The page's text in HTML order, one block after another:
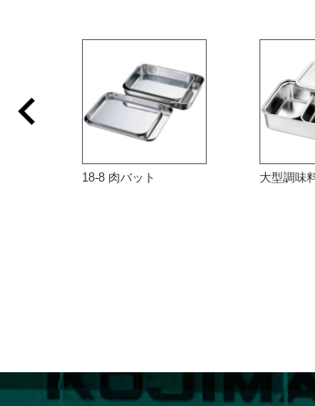
18-8 肉バット 大型調味